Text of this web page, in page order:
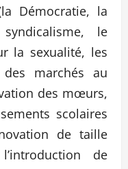
Démocratie, la
le
la sexualité, les
marchés au
des mœurs,
scolaires
de taille
de